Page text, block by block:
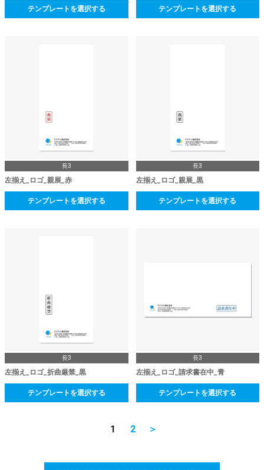
テンプレートを選択する テンプレートを選択する
長3
左揃え_ロゴ_親展_赤
テンプレートを選択する
長3
左揃え_ロゴ_親展_黒
テンプレートを選択する
長3
左揃え_ロゴ_折曲厳禁_黒
テンプレートを選択する
長3
左揃え_ロゴ_請求書在中_青
テンプレートを選択する
1 2 ＞